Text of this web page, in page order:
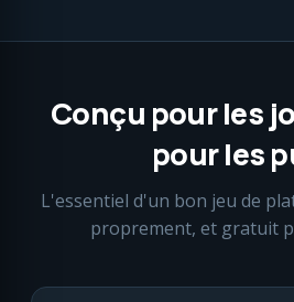
Conçu pour les
pour les
L'essentiel d'un bon jeu de
proprement, et gratuit